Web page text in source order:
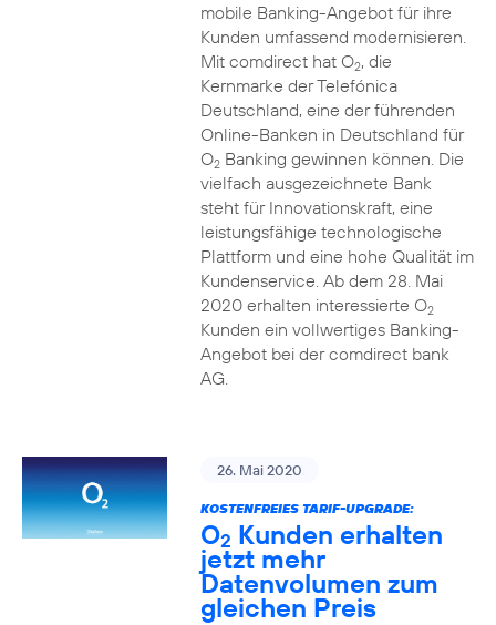
mobile Banking-Angebot für ihre
Kunden umfassend modernisieren.
Mit comdirect hat O2, die
Kernmarke der Telefónica
Deutschland, eine der führenden
Online-Banken in Deutschland für
O2Banking gewinnen können. Die
vielfach ausgezeichnete Bank
steht für Innovationskraft, eine
leistungsfähige technologische
Plattform und eine hohe Qualität im
Kundenservice. Ab dem 28. Mai
2020 erhalten interessierte O2
Kunden ein vollwertiges Banking-
Angebot bei der comdirect bank
AG.
26. Mai 2020
KOSTENFREIES TARIF-UPGRADE:
O2 Kunden erhalten
jetzt mehr
Datenvolumen zum
gleichen Preis